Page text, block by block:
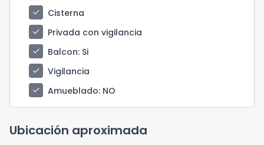
check
Cisterna
check
Privada con vigilancia
check
Balcon: Si
check
Vigilancia
check
Amueblado: NO
Ubicación aproximada